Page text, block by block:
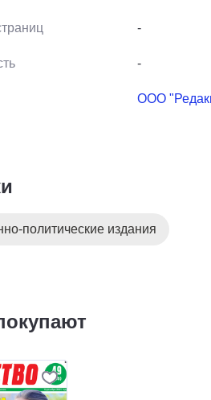
-
-
ООО
политические издания